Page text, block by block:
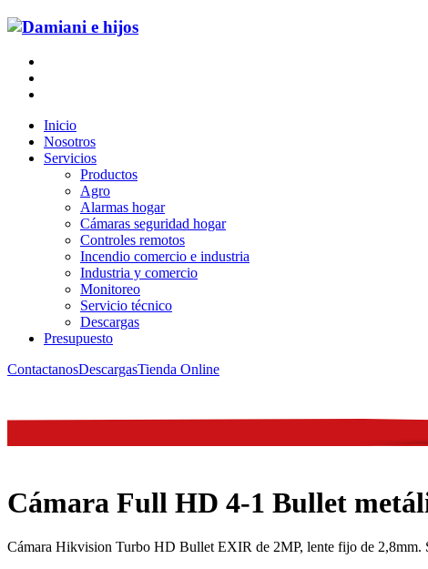
Inicio
Nosotros
Servicios
Productos
Agro
Alarmas hogar
Cámaras seguridad hogar
Controles remotos
Incendio comercio e industria
Industria y comercio
Monitoreo
Servicio técnico
Descargas
Presupuesto
ContactanosDescargasTienda Online
Cámara Full HD 4-1 Bullet
Cámara Hikvision Turbo HD Bullet EXIR de 2MP, lente fijo de